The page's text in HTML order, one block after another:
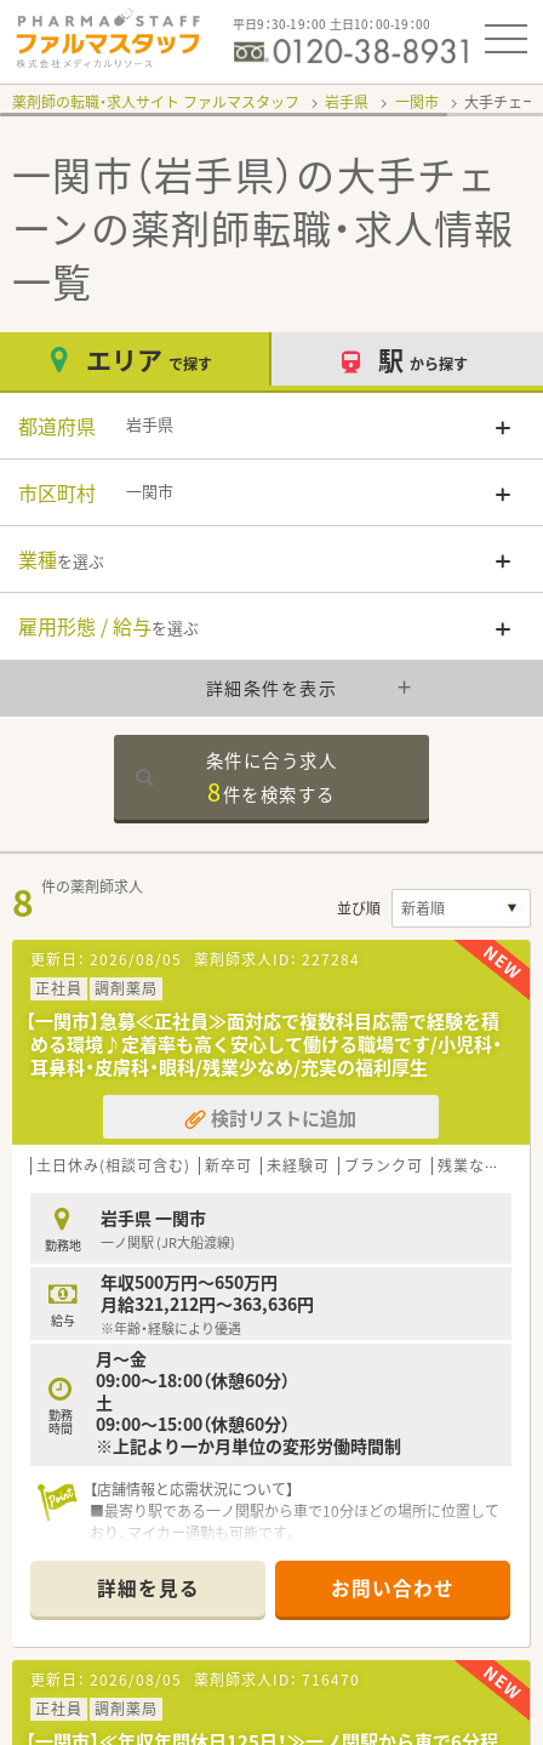
平日9：30-19：00 土日10：00-19：00
薬剤師の転職・求人サイト ファルマスタッフ 岩手県 一関市 大手チェー
一関市（岩手県）の大手チェ
ーンの薬剤師転職・求人情報
一覧
エリア で探す 駅 から探す
都道府県 岩手県
市区町村 一関市
業種を選ぶ
雇用形態 / 給与を選ぶ
詳細条件を表示
条件に合う求人
8件を検索する
8 件の薬剤師求人
並び順
更新日： 2026/08/05 薬剤師求人ID： 227284
正社員
調剤薬局
【一関市】急募≪正社員≫面対応で複数科目応需で経験を積
める環境♪定着率も高く安心して働ける職場です/小児科・
耳鼻科・皮膚科・眼科/残業少なめ/充実の福利厚生
検討リストに追加
土日休み(相談可含む) 新卒可 未経験可 ブランク可 残業なし(ほぼなし含む)
勤務地
岩手県 一関市
一ノ関駅 (JR大船渡線)
給与
年収500万円～650万円
月給321,212円～363,636円
※年齢・経験により優遇
勤務
時間
月〜金
09:00〜18:00（休憩60分）
土
09:00〜15:00（休憩60分）
※上記より一か月単位の変形労働時間制
【店舗情報と応需状況について】
■最寄り駅である一ノ関駅から車で10分ほどの場所に位置して
おり、マイカー通勤も可能です。
から幅広く応需しています。
■薬剤師は常勤と非常勤を合わせて5名体制で、事務スタッフも
4名在籍し協力しています。
【募集背景と求める人物像について】
■地域医療への貢献度を高めるための増員募集であり、現在非常
に温度感を高く採用中です。
■即戦力となる経験者はもちろん、意欲的に業務に取り組める方
詳細を見る お問い合わせ
更新日： 2026/08/05 薬剤師求人ID： 716470
正社員
調剤薬局